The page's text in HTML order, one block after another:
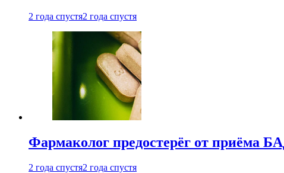
2 года спустя2 года спустя
Фармаколог предостерёг от приёма
2 года спустя2 года спустя